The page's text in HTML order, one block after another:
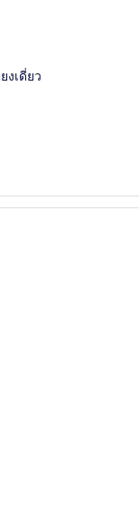
งเดี่ยว
นห้องพัก, โต๊ะทำงาน
เครื่องนอนระดับพ